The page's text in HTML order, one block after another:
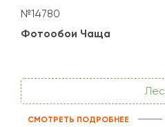
№14780
Фотообои Чаща
Лес
СМОТРЕТЬ ПОДРОБНЕЕ